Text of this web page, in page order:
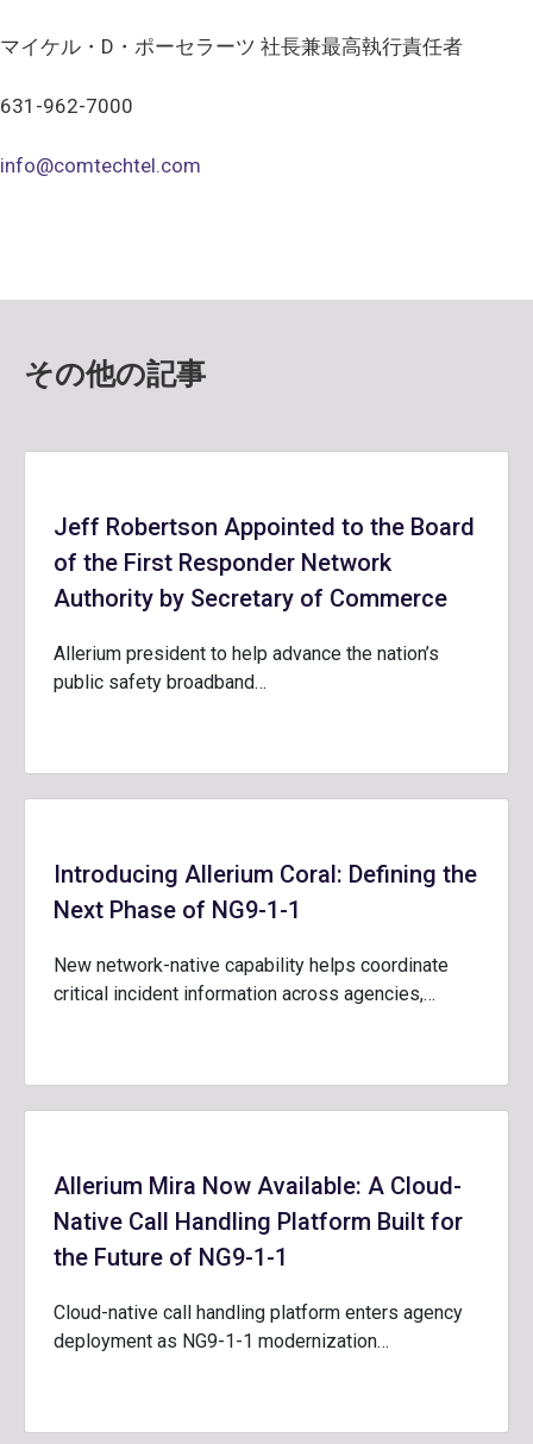
マイケル・D・ポーセラーツ 社長兼最高執行責任者
631-962-7000
info@comtechtel.com
その他の記事
Jeff Robertson Appointed to the Board
of the First Responder Network
Authority by Secretary of Commerce
Allerium president to help advance the nation’s
public safety broadband…
Introducing Allerium Coral: Defining the
Next Phase of NG9-1-1
New network-native capability helps coordinate
critical incident information across agencies,…
Allerium Mira Now Available: A Cloud-
Native Call Handling Platform Built for
the Future of NG9-1-1
Cloud-native call handling platform enters agency
deployment as NG9-1-1 modernization…